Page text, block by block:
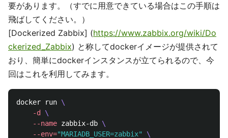
要があります。（すでに用意できている場合はこの手順は
飛ばしてください。）
[Dockerized Zabbix] (https://www.zabbix.org/wiki/Do
ckerized_Zabbix) と称してdockerイメージが提供されて
おり、簡単にdockerインスタンスが立てられるので、今
回はこれを利用してみます。
docker run \
-d
\
--name zabbix-db \
--env="MARIADB_USER=zabbix" \